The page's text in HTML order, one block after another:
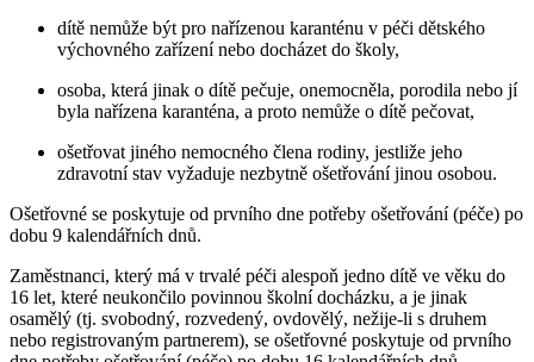
dítě nemůže být pro nařízenou karanténu v péči dětského
výchovného zařízení nebo docházet do školy,
osoba, která jinak o dítě pečuje, onemocněla, porodila nebo jí
byla nařízena karanténa, a proto nemůže o dítě pečovat,
ošetřovat jiného nemocného člena rodiny, jestliže jeho
zdravotní stav vyžaduje nezbytně ošetřování jinou osobou.
Ošetřovné se poskytuje od prvního dne potřeby ošetřování (péče) po
dobu 9 kalendářních dnů.
Zaměstnanci, který má v trvalé péči alespoň jedno dítě ve věku do
16 let, které neukončilo povinnou školní docházku, a je jinak
osamělý (tj. svobodný, rozvedený, ovdovělý, nežije-li s druhem
nebo registrovaným partnerem), se ošetřovné poskytuje od prvního